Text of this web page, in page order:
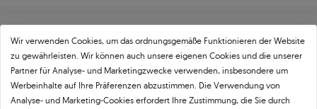
Über11 4845★-Bewertungen in ganz
Wir verwenden Cookies, um das ordnungsgemäße Funktionieren der Website
zu gewährleisten. Wir können auch unsere eigenen Cookies und die unserer
Partner für Analyse- und Marketingzwecke verwenden, insbesondere um
Werbeinhalte auf Ihre Präferenzen abzustimmen. Die Verwendung von
Analyse- und Marketing-Cookies erfordert Ihre Zustimmung, die Sie durch